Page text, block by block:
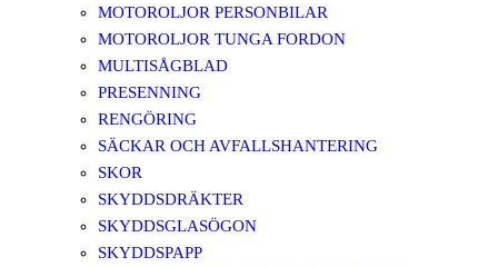
MOTOROLJOR PERSONBILAR
MOTOROLJOR TUNGA FORDON
MULTISÅGBLAD
PRESENNING
RENGÖRING
SÄCKAR OCH AVFALLSHANTERING
SKOR
SKYDDSDRÄKTER
SKYDDSGLASÖGON
SKYDDSPAPP